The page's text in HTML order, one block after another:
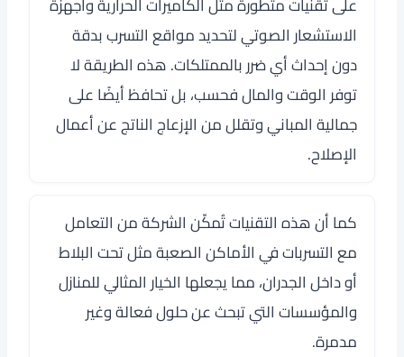
الاستشعار الصوتي لتحديد مواقع التسرب بدقة
دون إحداث أي ضرر بالممتلكات. هذه الطريقة لا
توفر الوقت والمال فحسب، بل تحافظ أيضًا على
جمالية المباني وتقلل من الإزعاج الناتج عن أعمال
الإصلاح.
كما أن هذه التقنيات تُمكّن الشركة من التعامل
مع التسربات في الأماكن الصعبة مثل تحت البلاط
أو داخل الجدران، مما يجعلها الخيار المثالي للمنازل
والمؤسسات التي تبحث عن حلول فعالة وغير
مدمرة.